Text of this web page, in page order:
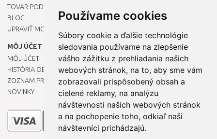
Používame cookies
Súbory cookie a ďalšie technológie
sledovania používame na zlepšenie
vášho zážitku z prehliadania našich
webových stránok, na to, aby sme vám
zobrazovali prispôsobený obsah a
cielené reklamy, na analýzu
návštevnosti našich webových stránok
a na pochopenie toho, odkiaľ naši
návštevníci prichádzajú.
TOVAR PODĽA ZNAČIEK
BLOG
UPRAVIŤ MOJE PREDVOĽBY COOKIES
MÔJ ÚČET
MÔJ ÚČET
HISTÓRIA OBJEDNÁVOK
ZOZNAM PRIANÍ
NOVINKY